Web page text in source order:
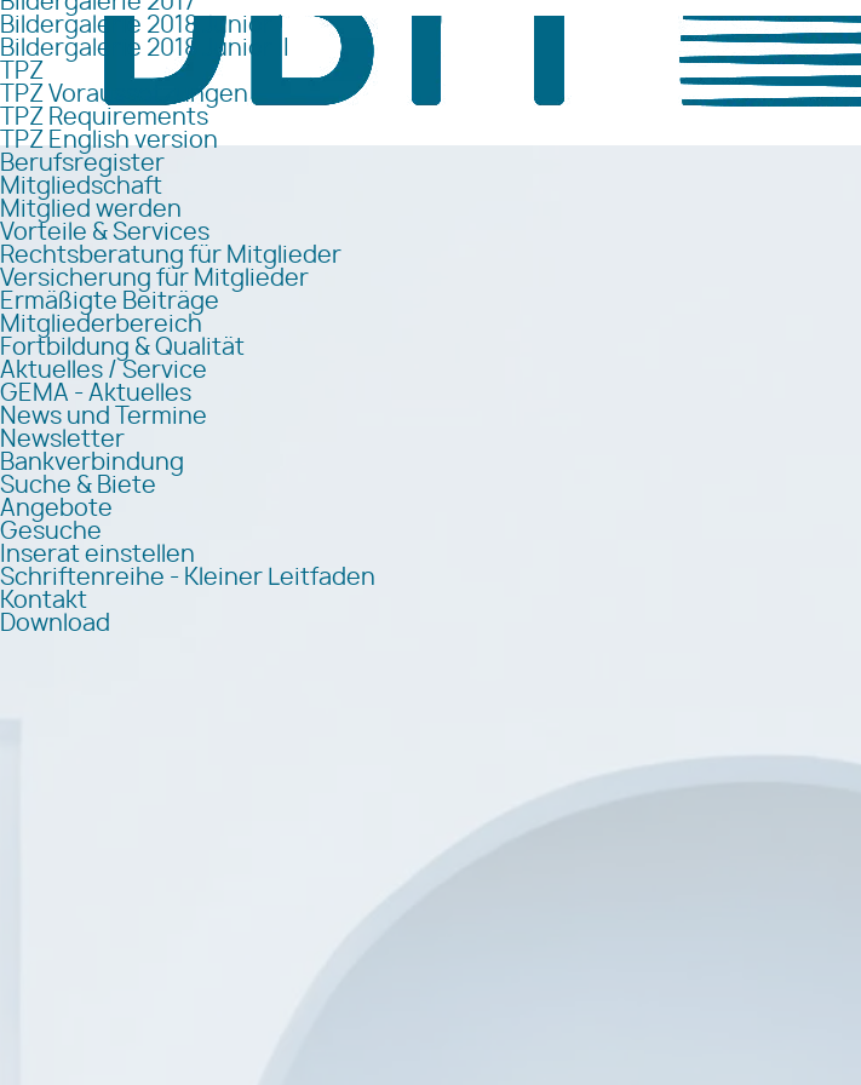
Bildergalerie 2018 Junior I
Bildergalerie 2018 Junior II
TPZ
TPZ Voraussetzungen
TPZ Requirements
TPZ English version
Berufsregister
Mitgliedschaft
Mitglied werden
Vorteile & Services
Rechtsberatung für Mitglieder
Versicherung für Mitglieder
Ermäßigte Beiträge
Mitgliederbereich
Fortbildung & Qualität
Aktuelles / Service
GEMA - Aktuelles
News und Termine
Newsletter
Bankverbindung
Suche & Biete
Angebote
Gesuche
Inserat einstellen
Schriftenreihe - Kleiner Leitfaden
Kontakt
Download